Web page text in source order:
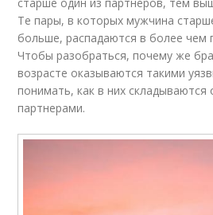
Те пары, в которых мужчина
больше, распадаются в более чем
Чтобы разобраться, почему же
возрасте оказываются такими
понимать, как в них
партнерами.